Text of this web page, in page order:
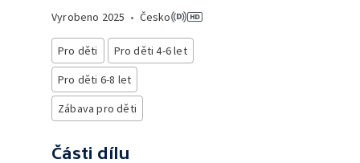
Vyrobeno 2025 • Česko
Pro děti
Pro děti 4-6 let
Pro děti 6-8 let
Zábava pro děti
Části dílu